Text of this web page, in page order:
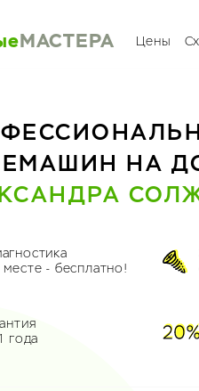
МАСТЕРА Цены
НА
месте - бесплатно!
года